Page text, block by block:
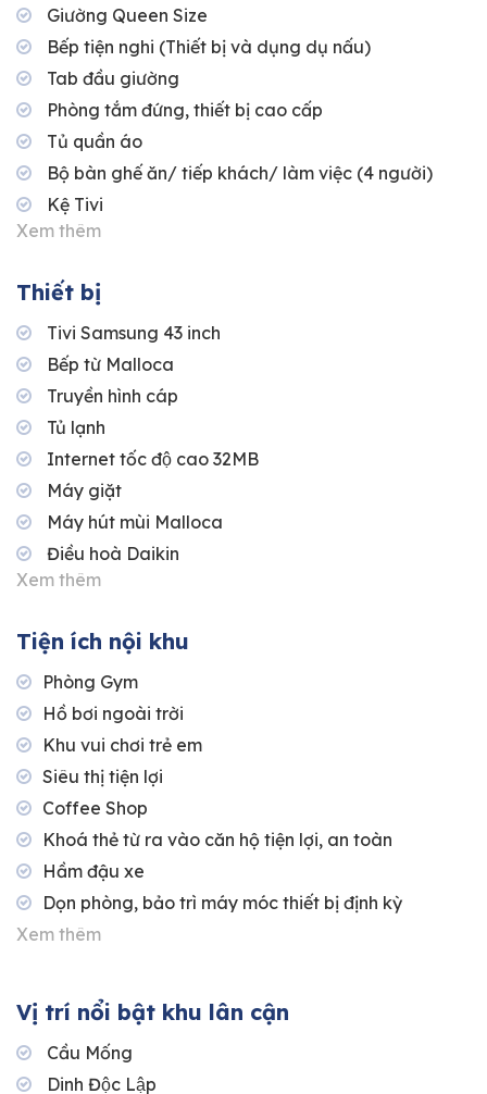
Giường Queen Size
Bếp tiện nghi (Thiết bị và dụng dụ nấu)
Tab đầu giường
Phòng tắm đứng, thiết bị cao cấp
Tủ quần áo
Bộ bàn ghế ăn/ tiếp khách/ làm việc (4 người)
Kệ Tivi
Xem thêm
Thiết bị
Tivi Samsung 43 inch
Bếp từ Malloca
Truyền hình cáp
Tủ lạnh
Internet tốc độ cao 32MB
Máy giặt
Máy hút mùi Malloca
Điều hoà Daikin
Xem thêm
Tiện ích nội khu
Phòng Gym
Hồ bơi ngoài trời
Khu vui chơi trẻ em
Siêu thị tiện lợi
Coffee Shop
Khoá thẻ từ ra vào căn hộ tiện lợi, an toàn
Hầm đậu xe
Dọn phòng, bảo trì máy móc thiết bị định kỳ
Xem thêm
Vị trí nổi bật khu lân cận
Cầu Mống
Dinh Độc Lập